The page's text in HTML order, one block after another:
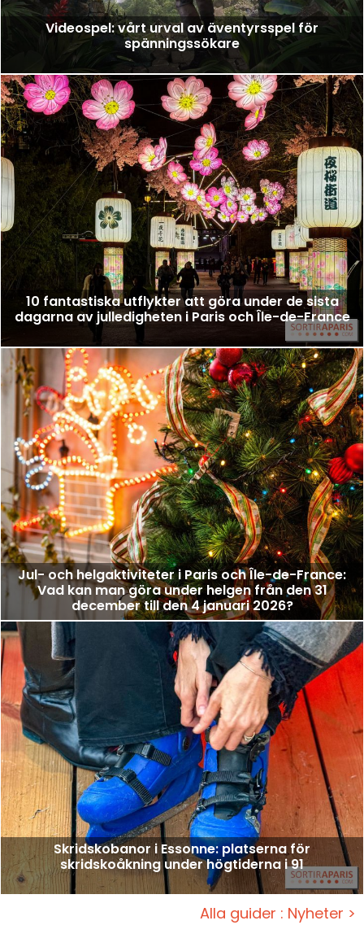
Videospel: vårt urval av äventyrsspel för
spänningssökare
10 fantastiska utflykter att göra under de sista
dagarna av julledigheten i Paris och Île-de-France
Jul- och helgaktiviteter i Paris och Île-de-France:
Vad kan man göra under helgen från den 31
december till den 4 januari 2026?
Skridskobanor i Essonne: platserna för
skridskoåkning under högtiderna i 91
Alla guider : Nyheter >